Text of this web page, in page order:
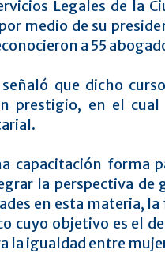
Legales de la
medio de su
a 55
que dicho
prestigio, en el
capacitación forma
la perspectiva
en esta materia,
cuyo objetivo es el
la igualdad entre